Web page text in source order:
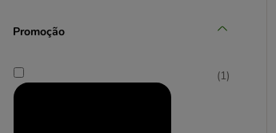
Promoção
(1)